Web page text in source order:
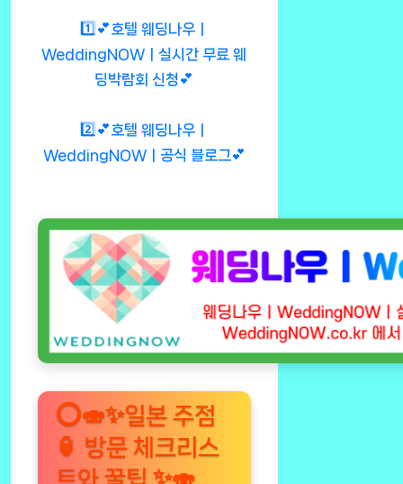
1️⃣💕호텔 웨딩나우ㅣ
WeddingNOWㅣ실시간 무료 웨
딩박람회 신청💕
2️⃣💕호텔 웨딩나우ㅣ
WeddingNOWㅣ공식 블로그💕
⭕🍣✨일본 주점
🏮 방문 체크리스